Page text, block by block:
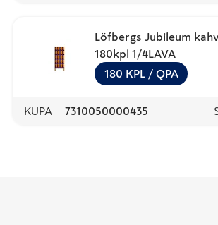
Löfbergs Jubileum
180kpl 1/4LAVA
180 KPL / QPA
KUPA 7310050000435